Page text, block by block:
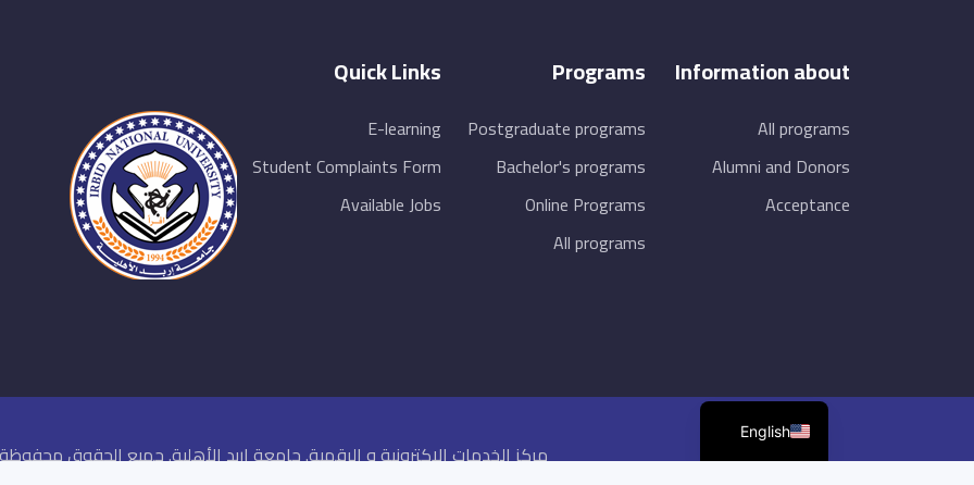
Information about
All programs
Alumni and Donors
Acceptance
Programs
Postgraduate programs
Bachelor's programs
Online Programs
All programs
Quick Links
E-learning
Student Complaints Form
Available Jobs
مركز الخدمات الاكترونية و الرقمية. جامعة اربد الأهلية. جميع الحقوق محفوظة
English